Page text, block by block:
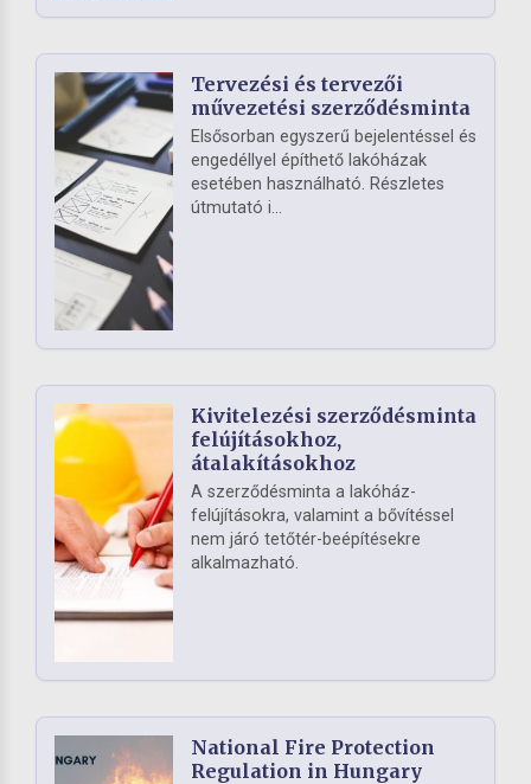
Tervezési és tervezői
művezetési szerződésminta
Elsősorban egyszerű bejelentéssel és
engedéllyel építhető lakóházak
esetében használható. Részletes
útmutató i...
Kivitelezési szerződésminta
felújításokhoz,
átalakításokhoz
A szerződésminta a lakóház-
felújításokra, valamint a bővítéssel
nem járó tetőtér-beépítésekre
alkalmazható.
National Fire Protection
Regulation in Hungary